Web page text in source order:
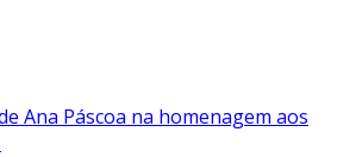
Ana Páscoa na homenagem aos